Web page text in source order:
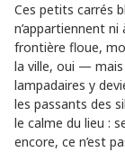
Ces petits carrés
n’appartiennent ni
frontière floue,
la ville, oui — mais
lampadaires y
les passants des
le calme du lieu :
encore, ce n’est